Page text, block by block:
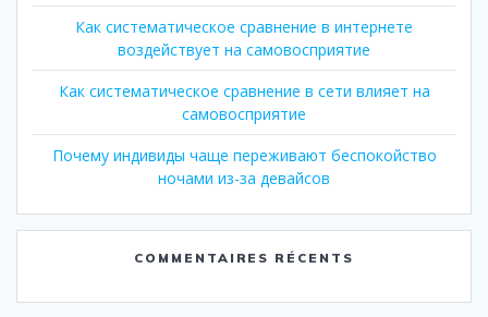
Как систематическое сравнение в интернете
воздействует на самовосприятие
Как систематическое сравнение в сети влияет на
самовосприятие
Почему индивиды чаще переживают беспокойство
ночами из-за девайсов
COMMENTAIRES RÉCENTS